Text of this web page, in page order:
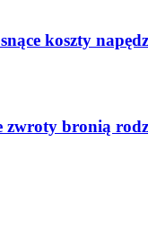
koszty
zwroty bronią